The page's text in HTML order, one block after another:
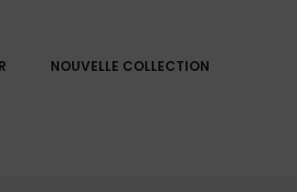
NOUVELLE COLLECTION